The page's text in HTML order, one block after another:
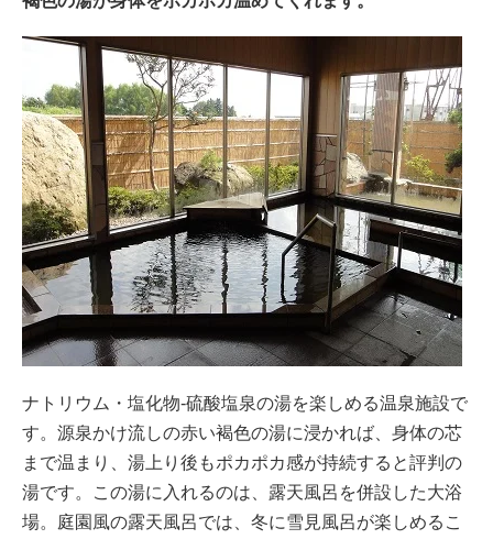
ナトリウム・塩化物-硫酸塩泉の湯を楽しめる温泉施設で
す。源泉かけ流しの赤い褐色の湯に浸かれば、身体の芯
まで温まり、湯上り後もポカポカ感が持続すると評判の
湯です。この湯に入れるのは、露天風呂を併設した大浴
場。庭園風の露天風呂では、冬に雪見風呂が楽しめるこ